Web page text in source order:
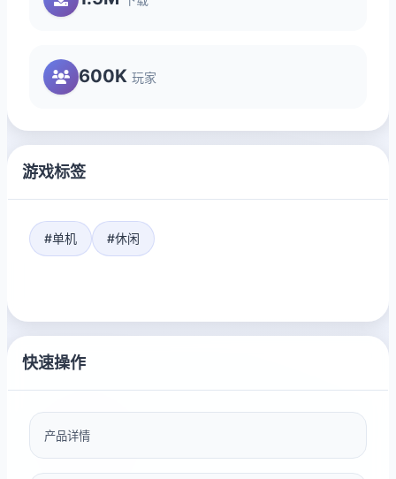
600K 玩家
游戏标签
#单机 #休闲
快速操作
产品详情